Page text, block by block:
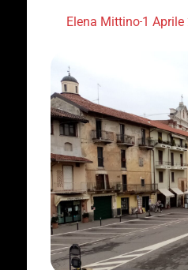
Elena Mittino1 Aprile